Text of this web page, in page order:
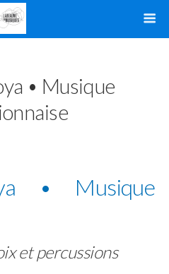
• Musique
• Musique
et percussions